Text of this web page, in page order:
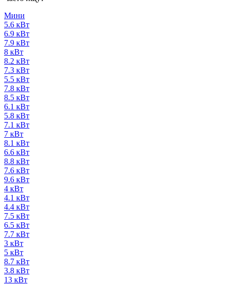
Мини
5.6 кВт
6.9 кВт
7.9 кВт
8 кВт
8.2 кВт
7.3 кВт
5.5 кВт
7.8 кВт
8.5 кВт
6.1 кВт
5.8 кВт
7.1 кВт
7 кВт
8.1 кВт
6.6 кВт
8.8 кВт
7.6 кВт
9.6 кВт
4 кВт
4.1 кВт
4.4 кВт
7.5 кВт
6.5 кВт
7.7 кВт
3 кВт
5 кВт
8.7 кВт
3.8 кВт
13 кВт